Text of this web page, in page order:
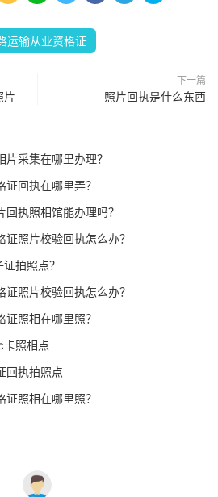
运输从业资格证
片
下一篇
照片回执是什么东西
采集在哪里办理？
回执在哪里弄？
执照相馆能办理吗？
照片校验回执怎么办？
拍照点？
照片校验回执怎么办？
照相在哪里照？
卡照相点
回执拍照点
照相在哪里照？